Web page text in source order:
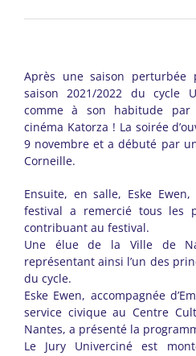
Après une saison
saison 2021/2022 du cycle
comme à son habitude
cinéma Katorza ! La soirée
9 novembre et a débuté par
Corneille.
Ensuite, en salle, Eske
festival a remercié tous les
contribuant au festival.
Une élue de la Ville de
représentant ainsi l’un des
du cycle.
Eske Ewen, accompagnée
service civique au Centre
Nantes, a présenté la
Le Jury Univerciné est